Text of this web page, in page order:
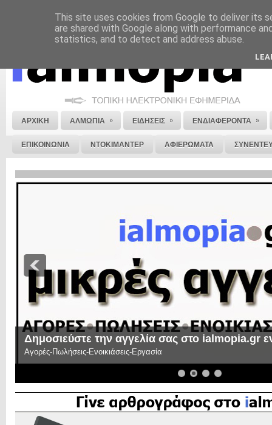
ΝΟΜΙΚΗ ΣΗΜΕΙΩΣΗ ΔΙΑΦΗΜΙΣΗ ΕΠΙΚΟΙΝΩΝΙΑ ΣΤΕΙΛΕ ΜΑΣ
ΑΡΧΙΚΗ ΑΛΜΩΠΙΑ » ΕΙΔΗΣΕΙΣ » ΕΝΔΙΑΦΕΡΟΝΤΑ »
ΕΠΙΚΟΙΝΩΝΙΑ ΝΤΟΚΙΜΑΝΤΕΡ ΑΦΙΕΡΩΜΑΤΑ
Δημοσιεύστε την αγγελία σας στο ialmopia.gr
Αγορές-Πωλήσεις-Ενοικιάσεις-Εργασία
This site uses cookies from Google to deliver its
are shared with Google along with performance
statistics, and to detect and address abuse.